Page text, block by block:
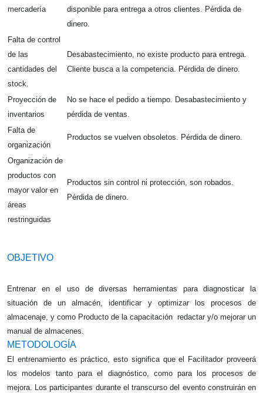
mercadería
disponible para entrega a otros clientes. Pérdida de
dinero.
Falta de control
de las
cantidades del
stock.
Desabastecimiento, no existe producto para entrega.
Cliente busca a la competencia. Pérdida de dinero.
Proyección de
inventarios
No se hace el pedido a tiempo. Desabastecimiento y
pérdida de ventas.
Falta de
organización
Productos se vuelven obsoletos. Pérdida de dinero.
Organización de
productos con
mayor valor en
áreas
restringuidas
Productos sin control ni protección, son robados.
Pérdida de dinero.
OBJETIVO
Entrenar en el uso de diversas herramientas para diagnosticar la
situación de un almacén, identificar y optimizar los procesos de
almacenaje, y como Producto de la capacitación redactar y/o mejorar un
manual de almacenes.
METODOLOGÍA
El entrenamiento es práctico, esto significa que el Facilitador proveerá
los modelos tanto para el diagnóstico, como para los procesos de
mejora. Los participantes durante el transcurso del evento construirán en